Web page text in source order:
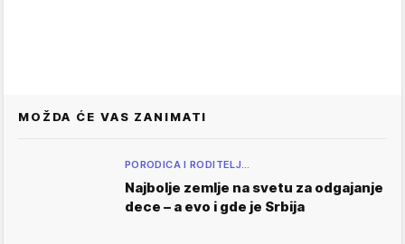
MOŽDA ĆE VAS ZANIMATI
PORODICA I RODITELJ…
Najbolje zemlje na svetu za odgajanje
dece – a evo i gde je Srbija